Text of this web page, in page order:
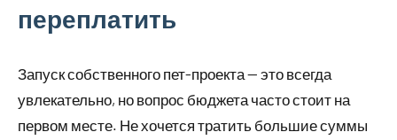
переплатить
Запуск собственного пет-проекта — это всегда
увлекательно, но вопрос бюджета часто стоит на
первом месте. Не хочется тратить большие суммы